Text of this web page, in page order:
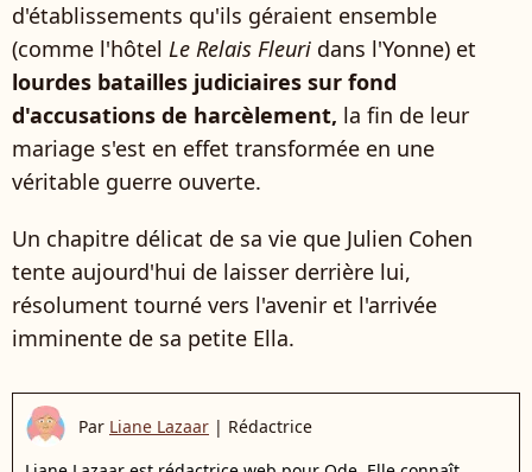
d'établissements qu'ils géraient ensemble
(comme l'hôtel Le Relais Fleuri dans l'Yonne) et
lourdes batailles judiciaires sur fond
d'accusations de harcèlement, la fin de leur
mariage s'est en effet transformée en une
véritable guerre ouverte.
Un chapitre délicat de sa vie que Julien Cohen
tente aujourd'hui de laisser derrière lui,
résolument tourné vers l'avenir et l'arrivée
imminente de sa petite Ella.
Par Liane Lazaar | Rédactrice